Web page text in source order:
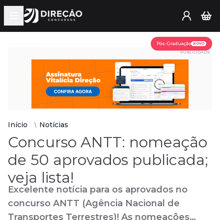
Open main menu
Pós-Graduação NOVO
PUBLICIDADE
Início Notícias
Concurso ANTT: nomeação
de 50 aprovados publicada;
veja lista!
Excelente notícia para os aprovados no
concurso ANTT (Agência Nacional de
Transportes Terrestres)! As nomeações